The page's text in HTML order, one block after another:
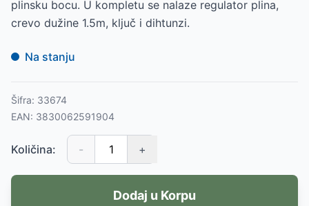
plinsku bocu. U kompletu se nalaze regulator plina,
crevo dužine 1.5m, ključ i dihtunzi.
Na stanju
Šifra: 33674
EAN: 3830062591904
Količina: - +
Dodaj u Korpu